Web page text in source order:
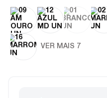
VER MAIS 7